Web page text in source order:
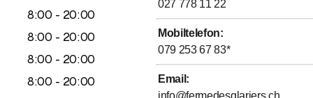
– Perfekt gebratener Tomme-Käse, serviert mit Kartoffeln und
– Entdecken Sie unsere traditionellen Gerichte, die mit frischen
Region widerspiegeln.
bietet unser Küchenchef ein spezielles Menü an, das mit
8:00 - bis
20:00
8:00 - bis
20:00
8:00 - bis
20:00
8:00 - bis
20:00
027 778 11 22
Mobiltelefon:
079 253 67 83*
Email :
info@fermedesglariers.ch